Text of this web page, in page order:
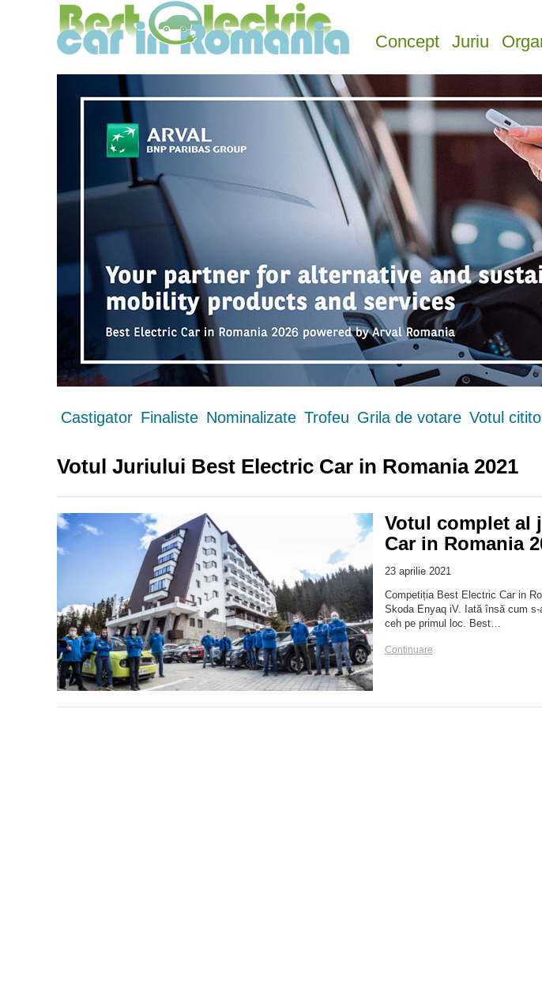
Concept Juriu
Castigator Finaliste Nominalizate Trofeu Grila de votare Votul
Votul Juriului Best Electric Car in Romania 2021
Votul complet al
Car in Romania
23 aprilie 2021
Competiția Best Electric Car in
Skoda Enyaq iV. Iată însă cum
ceh pe primul loc. Best…
Continuare